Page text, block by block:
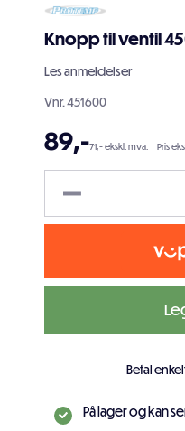
Knopp til ventil
Lesanmeldelser
Vnr.451600
89,-71,- ekskl. mva. Pris
Betal
På lager og kan